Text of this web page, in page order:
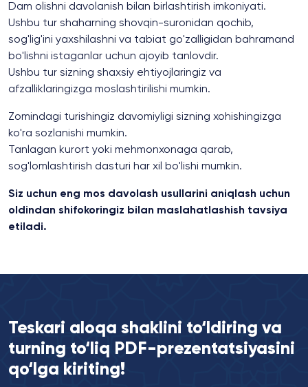
Dam olishni davolanish bilan birlashtirish imkoniyati.
Ushbu tur shaharning shovqin-suronidan qochib,
sog'lig'ini yaxshilashni va tabiat go'zalligidan bahramand
bo'lishni istaganlar uchun ajoyib tanlovdir.
Ushbu tur sizning shaxsiy ehtiyojlaringiz va
afzalliklaringizga moslashtirilishi mumkin.
Zomindagi turishingiz davomiyligi sizning xohishingizga
ko'ra sozlanishi mumkin.
Tanlagan kurort yoki mehmonxonaga qarab,
sog'lomlashtirish dasturi har xil bo'lishi mumkin.
Siz uchun eng mos davolash usullarini aniqlash uchun
oldindan shifokoringiz bilan maslahatlashish tavsiya
etiladi.
Teskari aloqa shaklini to‘ldiring va
turning to‘liq PDF-prezentatsiyasini
qo‘lga kiriting!